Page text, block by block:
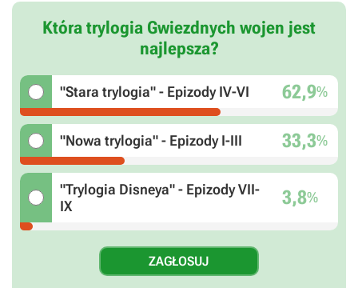
Która trylogia Gwiezdnych wojen jest
najlepsza?
"Stara trylogia" - Epizody IV-VI 62,9%
"Nowa trylogia" - Epizody I-III 33,3%
"Trylogia Disneya" - Epizody VII-
IX
3,8%